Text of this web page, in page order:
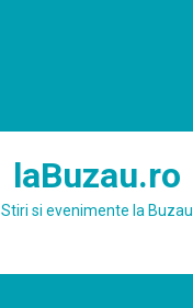
laBuzau.ro
Stiri si evenimente la Buzau